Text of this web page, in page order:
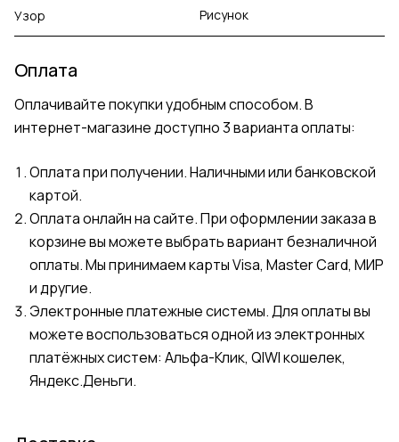
Узор Рисунок
Оплата
Оплачивайте покупки удобным способом. В
интернет-магазине доступно 3 варианта оплаты:
Оплата при получении. Наличными или банковской
картой.
Оплата онлайн на сайте. При оформлении заказа в
корзине вы можете выбрать вариант безналичной
оплаты. Мы принимаем карты Visa, Master Card, МИР
и другие.
Электронные платежные системы. Для оплаты вы
можете воспользоваться одной из электронных
платёжных систем: Альфа-Клик, QIWI кошелек,
Яндекс.Деньги.